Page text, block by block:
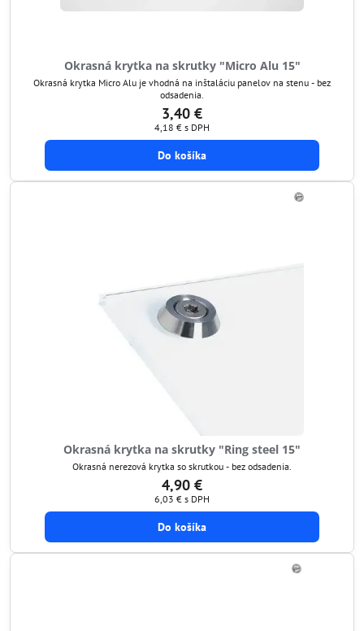
Okrasná krytka na skrutky "Micro Alu 15"
Okrasná krytka Micro Alu je vhodná na inštaláciu panelov na stenu - bez
odsadenia.
3,40 €
4,18 € s DPH
Do košíka
Okrasná krytka na skrutky "Ring steel 15"
Okrasná nerezová krytka so skrutkou - bez odsadenia.
4,90 €
6,03 € s DPH
Do košíka